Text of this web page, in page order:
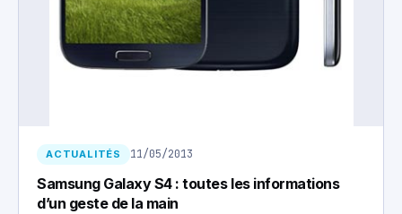
ACTUALITÉS 11/05/2013
Samsung Galaxy S4 : toutes les informations
d’un geste de la main